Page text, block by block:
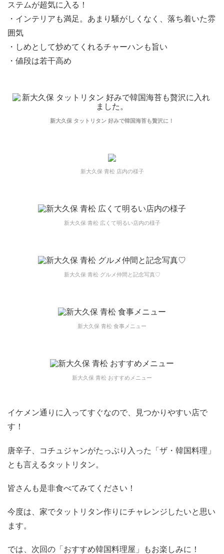
ステムが超気に入る！
・インテリアも満足。あまり騒がしくなく、落ち着いた雰
囲気
・しめとして炒めてくれるチャーハンも旨い
・値段は若干高め
新大久保 タットリタン 好みで韓国海苔も贅沢に！
新大久保 青松 店内の様子
新大久保 青松 広くて明るい店内の様子
新大久保 青松 グルメ仲間と記念写真♡
新大久保 青松 食事メニュー
新大久保 青松 おすすめメニュー
イケメン通りに入ってすぐなので、見つかりやすい店で
す！
唐辛子、コチュジャンがたっぷり入った「ザ・韓国料理」
とも言えるタットリタン。
皆さんも是非食べてみてください！
今度は、家でタットリタン作りにチャレンジしたいと思い
ます。
では、次回の「おすすめ韓国料理屋」もお楽しみに！